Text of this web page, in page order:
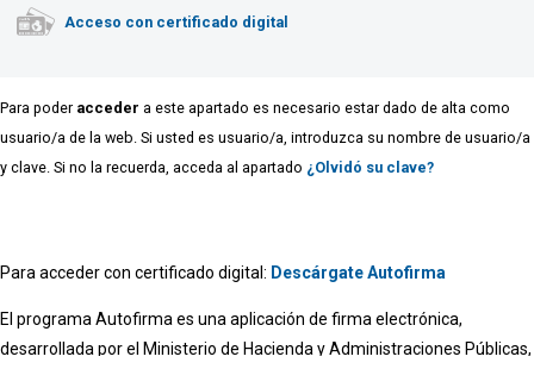
Para poder acceder a este apartado es necesario estar dado de alta como
usuario/a de la web. Si usted es usuario/a, introduzca su nombre de usuario/a
y clave. Si no la recuerda, acceda al apartado ¿Olvidó su clave?
Para acceder con certificado digital: Descárgate Autofirma
El programa Autofirma es una aplicación de firma electrónica,
desarrollada por el Ministerio de Hacienda y Administraciones Públicas,